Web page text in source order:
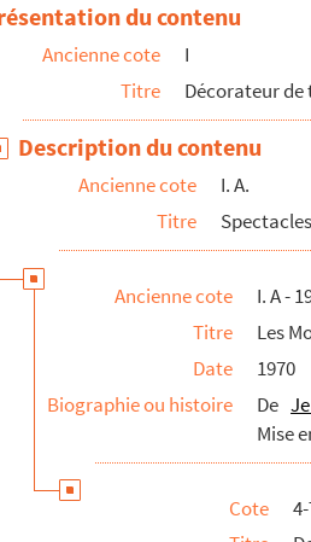
activités
particulière
du contenu
Ancienne cote
I
Titre
Décorateur
Description du contenu
Ancienne cote
I. A.
Titre
Ancienne cote
I. A -
Titre
Les
Date
1970
Biographie ou histoire
De
Mise
Cote